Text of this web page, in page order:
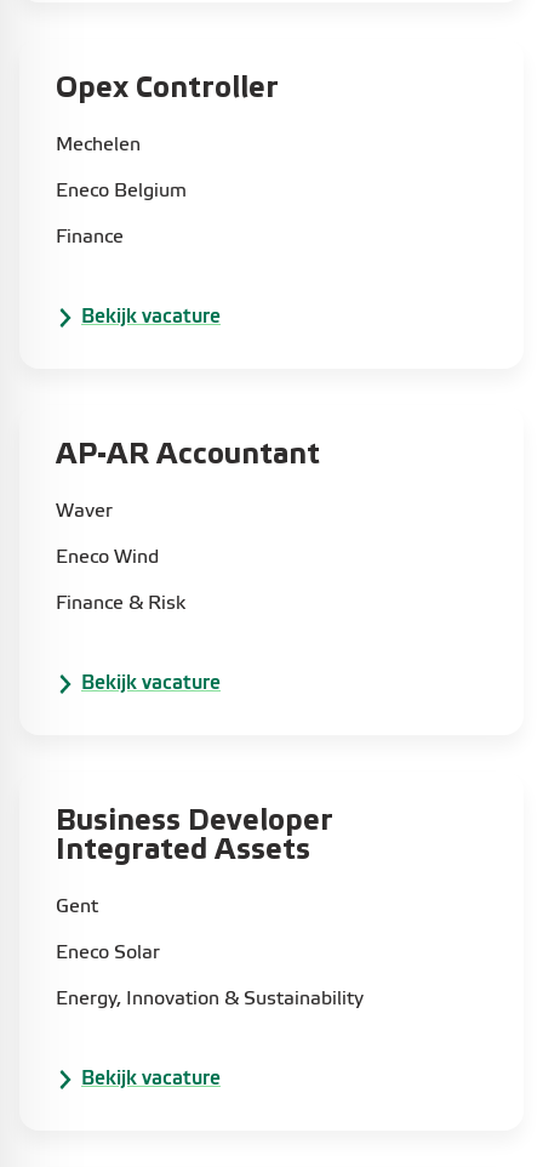
Opex Controller
Mechelen
Eneco Belgium
Finance
Bekijk vacature
AP-AR Accountant
Waver
Eneco Wind
Finance & Risk
Bekijk vacature
Business Developer
Integrated Assets
Gent
Eneco Solar
Energy, Innovation & Sustainability
Bekijk vacature